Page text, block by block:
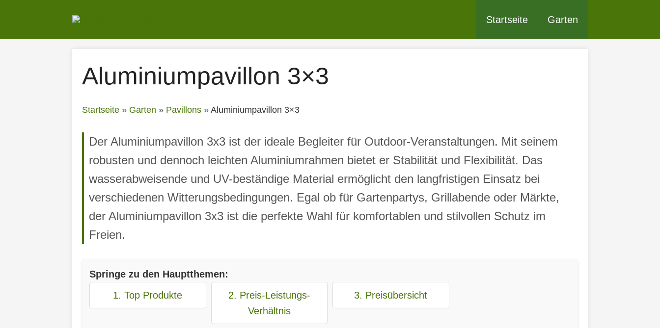
springen
Startseite Garten
Aluminiumpavillon 3×3
Startseite » Garten » Pavillons » Aluminiumpavillon 3×3
Der Aluminiumpavillon 3x3 ist der ideale Begleiter für Outdoor-Veranstaltungen. Mit seinem
robusten und dennoch leichten Aluminiumrahmen bietet er Stabilität und Flexibilität. Das
wasserabweisende und UV-beständige Material ermöglicht den langfristigen Einsatz bei
verschiedenen Witterungsbedingungen. Egal ob für Gartenpartys, Grillabende oder Märkte,
der Aluminiumpavillon 3x3 ist die perfekte Wahl für komfortablen und stilvollen Schutz im
Freien.
Springe zu den Hauptthemen:
1. Top Produkte
2. Preis-Leistungs-
Verhältnis
3. Preisübersicht